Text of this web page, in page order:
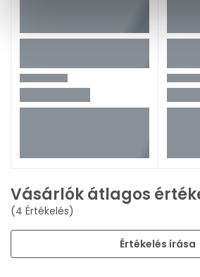
Vásárlók átlagos
(4 Értékelés)
Értékelés írása